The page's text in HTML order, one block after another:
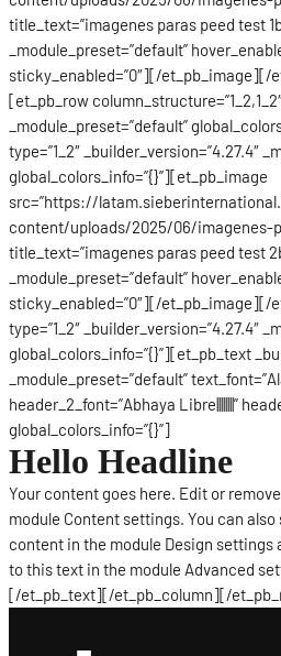
title_text=”imagenes paras peed test
_module_preset=”default”
sticky_enabled=”0″][/
[et_pb_row
_module_preset=”default”
type=”1_2″ _builder_version=”4.27.4″
global_colors_info=”{}”][et_pb_image
src=”https://
content/uploads/2025/06/imagenes-
title_text=”imagenes paras peed test
_module_preset=”default”
sticky_enabled=”0″][/et_pb_image][/
type=”1_2″ _builder_version=”4.27.4″
global_colors_info=”{}”][et_pb_text
_module_preset=”default”
header_2_font=”Abhaya Libre||||||||”
global_colors_info=”{}”]
Hello Headline
Your content goes here. Edit or
module Content settings. You can
content in the module Design settings
to this text in the module Advanced
[/et_pb_text][/et_pb_column][/